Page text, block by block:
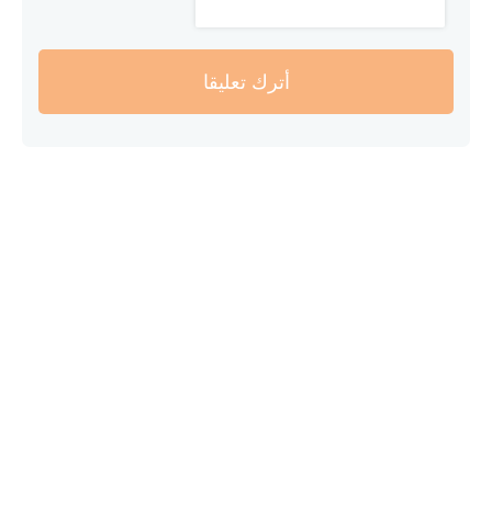
أترك تعليقا